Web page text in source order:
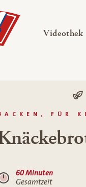
Videothek
FÜR
60 Minuten
Gesamtzeit